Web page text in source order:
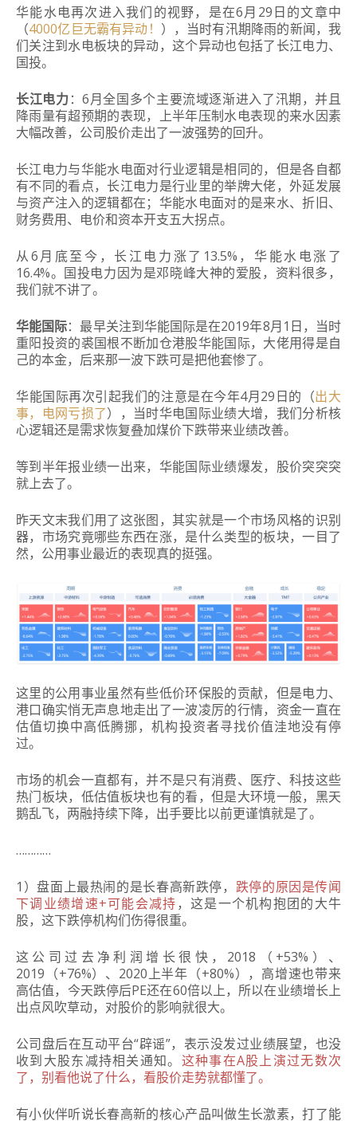
华能水电再次进入我们的视野，是在6月29日的文章中
（4000亿巨无霸有异动！ ），当时有汛期降雨的新闻，我
们关注到水电板块的异动，这个异动也包括了长江电力、
国投。
长江电力 ：6月全国多个主要流域逐渐进入了汛期，并且
降雨量有超预期的表现，上半年压制水电表现的来水因素
大幅改善，公司股价走出了一波强势的回升。
长江电力与华能水电面对行业逻辑是相同的，但是各自都
有不同的看点，长江电力是行业里的举牌大佬，外延发展
与资产注入的逻辑都在；华能水电面对的是来水、折旧、
财务费用、电价和资本开支五大拐点。
从6月底至今，长江电力涨了13.5%，华能水电涨了
16.4%。国投电力因为是邓晓峰大神的爱股，资料很多，
我们就不讲了。
华能国际：最早关注到华能国际是在2019年8月1日，当时
重阳投资的裘国根不断加仓港股华能国际，大佬用得是自
己的本金，后来那一波下跌可是把他套惨了。
华能国际再次引起我们的注意是在今年4月29日的（出大
事，电网亏损了），当时华电国际业绩大增，我们分析核
心逻辑还是需求恢复叠加煤价下跌带来业绩改善。
等到半年报业绩一出来，华能国际业绩爆发，股价突突突
就上去了。
昨天文末我们用了这张图，其实就是一个市场风格的识别
器，市场究竟哪些东西在涨，是什么类型的板块，一目了
然， 公用事业最近的表现真的挺强。
这里的公用事业虽然有些低价环保股的贡献，但是电力、
港口确实悄无声息地走出了一波凌厉的行情，资金一直在
估值切换中高低腾挪，机构投资者寻找价值洼地没有停
过。
市场的机会一直都有，并不是只有消费、医疗、科技这些
热门板块，低估值板块也有的看，但是大环境一般，黑天
鹅乱飞，两融持续下降，出手要比以前更谨慎就是了。
…………
1）盘面上最热闹的是长春高新跌停， 跌停的原因是传闻
下调业绩增速+可能会减持 ，这是一个机构抱团的大牛
股，这下跌停机构们伤得很重。
这公司过去净利润增长很快，2018（+53%）、
2019（+76%）、2020上半年（+80%），高增速也带来
高估值，今天跌停后PE还在60倍以上，所以在业绩增长上
出点风吹草动，对股价的影响就很大。
公司盘后在互动平台“辟谣”，表示没发过业绩展望，也没
收到大股东减持相关通知。 这种事在A股上演过无数次
了，别看他说了什么，看股价走势就都懂了。
有小伙伴听说长春高新的核心产品叫做生长激素，打了能